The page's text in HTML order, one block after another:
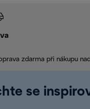
zdarma při nákupu
se